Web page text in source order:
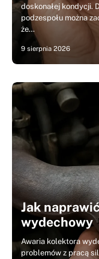
doskonałej kondycji.
podzespołu można
że…
9 sierpnia 2026
Jak
wydechowy
Awaria kolektora
problemów z pracą